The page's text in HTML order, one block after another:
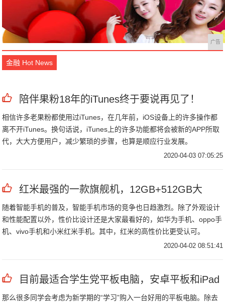
广告
金融 Hot News
陪伴果粉18年的iTunes终于要说再见了！
相信许多老果粉都使用过iTunes，在几年前，iOS设备上的许多操作都
离不开iTunes。换句话说，iTunes上的许多功能都将会被新的APP所取
代，大大方便用户，减少繁琐的步骤，也算是顺应行业发展。
2020-04-03 07:05:25
红米最强的一款旗舰机，12GB+512GB大
随着智能手机的普及，智能手机市场的竞争也日趋激烈。除了外观设计
和性能配置以外，性价比设计还是大家最看好的，如华为手机、oppo手
机、vivo手机和小米红米手机。其中，红米的高性价比更受认可。
2020-04-02 08:51:41
目前最适合学生党平板电脑，安卓平板和iPad
那么很多同学会考虑为新学期的“学习”购入一台好用的平板电脑。除去